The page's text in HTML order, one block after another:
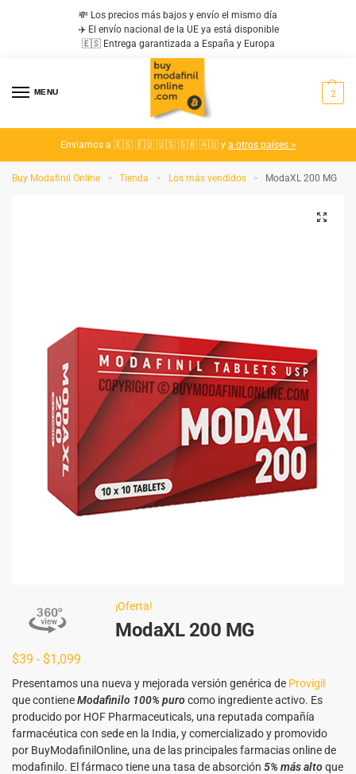
💸 Los precios más bajos y envío el mismo día
✈️ El envío nacional de la UE ya está disponible
🇪🇸 Entrega garantizada a España y Europa
MENU 2
Enviamos a 🇪🇸 🇪🇺 🇺🇸 🇬🇧 🇦🇺 y a otros países >
Buy Modafinil Online > Tienda > Los más vendidos > ModaXL 200 MG
¡Oferta!
ModaXL 200 MG
$39 - $1,099
Presentamos una nueva y mejorada versión genérica de Provigil
que contieneModafinilo 100% purocomo ingrediente activo. Es
producido por HOF Pharmaceuticals, una reputada compañía
farmacéutica con sede en la India, y comercializado y promovido
por BuyModafinilOnline, una de las principales farmacias online de
modafinilo. El fármaco tiene una tasa de absorción 5% más altoque